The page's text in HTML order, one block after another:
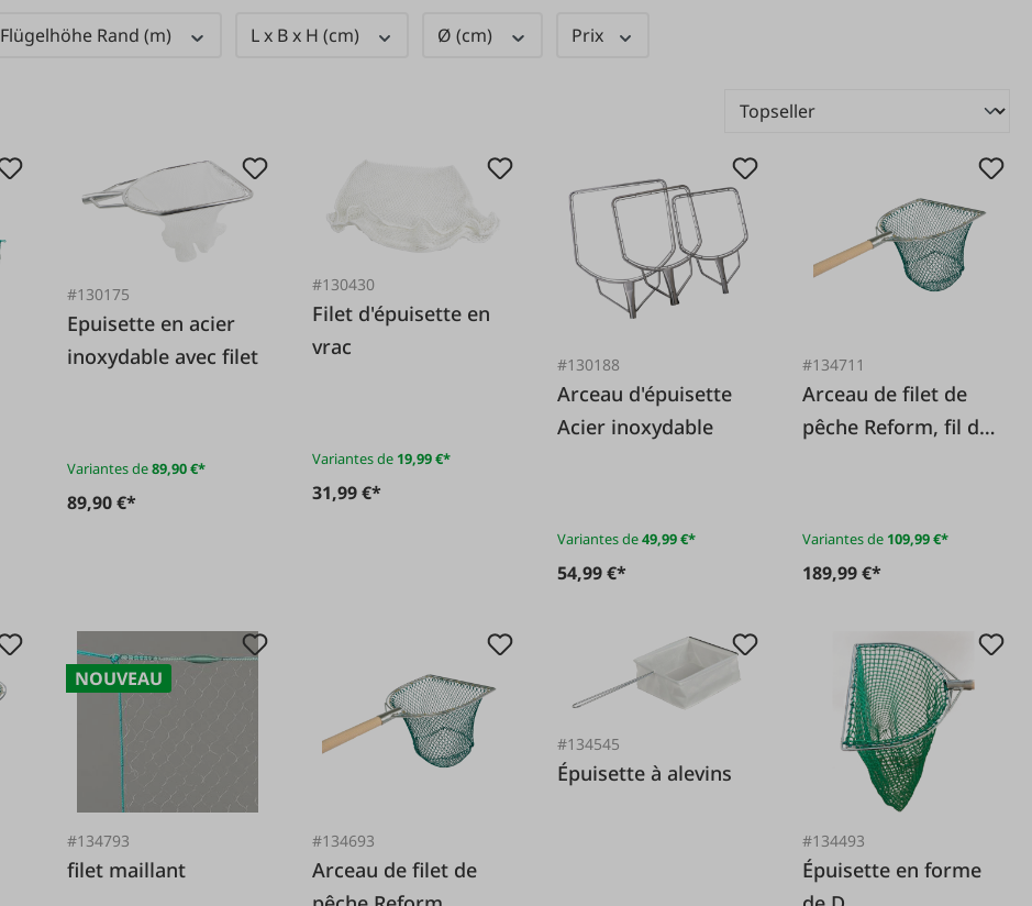
Flügelhöhe Rand (m) L x B x H (cm) Ø (cm) Prix
#130175
Epuisette en acier
inoxydable avec filet
Variantes de89,90 €*
89,90 €*
#130430
Filet d'épuisette en
vrac
Variantes de 19,99 €*
31,99 €*
#130188
Arceau d'épuisette
Acier inoxydable
Variantes de49,99 €*
54,99 €*
#134711
Arceau de filet de
pêche Reform, fil de
Variantes de 109,99 €*
189,99 €*
NOUVEAU
#134793
filet maillant
#134693
Arceau de filet de
#134545
Épuisette à alevins
#134493
Épuisette en forme